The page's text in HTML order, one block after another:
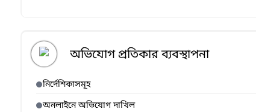
অভিযোগ প্রতিকার ব্যবস্থাপনা
নির্দেশিকাসমূহ
অনলাইনে অভিযোগ দাখিল